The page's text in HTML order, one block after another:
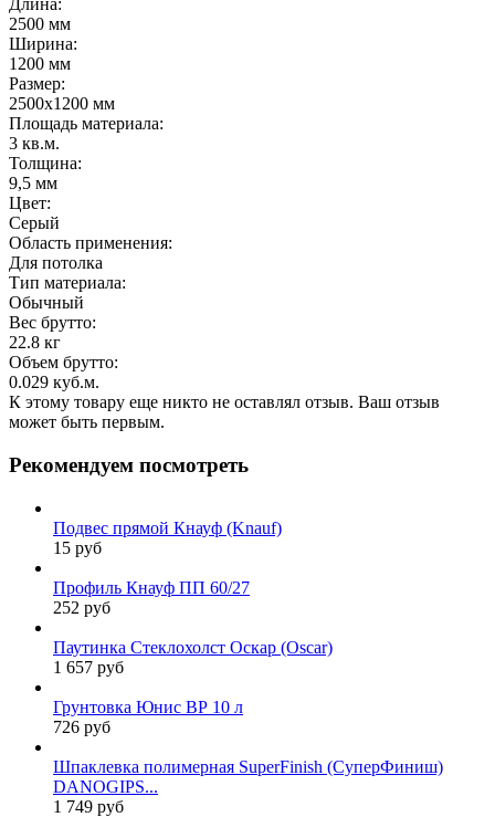
Длина:
2500 мм
Ширина:
1200 мм
Размер:
2500х1200 мм
Площадь материала:
3 кв.м.
Толщина:
9,5 мм
Цвет:
Серый
Область применения:
Для потолка
Тип материала:
Обычный
Вес брутто:
22.8 кг
Объем брутто:
0.029 куб.м.
К этому товару еще никто не оставлял отзыв. Ваш отзыв
может быть первым.
Рекомендуем посмотреть
Подвес прямой Кнауф (Knauf)
15 руб
Профиль Кнауф ПП 60/27
252 руб
Паутинка Стеклохолст Оскар (Oscar)
1 657 руб
Грунтовка Юнис ВР 10 л
726 руб
Шпаклевка полимерная SuperFinish (СуперФиниш)
DANOGIPS...
1 749 руб